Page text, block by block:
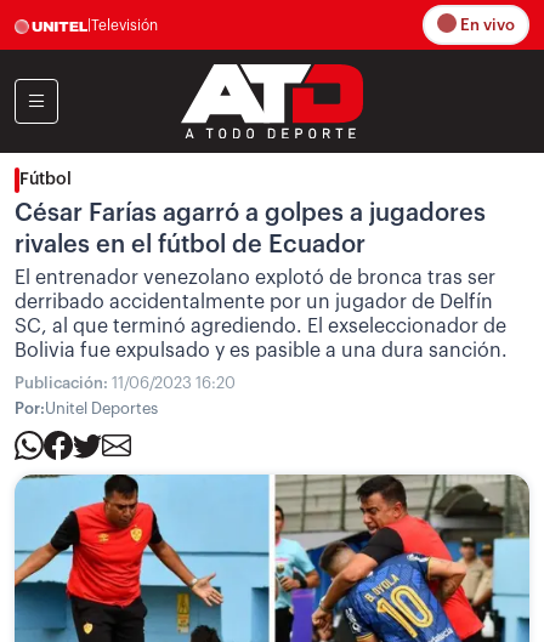
Televisión En vivo
Fútbol
César Farías agarró a golpes a jugadores
rivales en el fútbol de Ecuador
El entrenador venezolano explotó de bronca tras ser
derribado accidentalmente por un jugador de Delfín
SC, al que terminó agrediendo. El exseleccionador de
Bolivia fue expulsado y es pasible a una dura sanción.
Publicación: 11/06/2023 16:20
Por:Unitel Deportes